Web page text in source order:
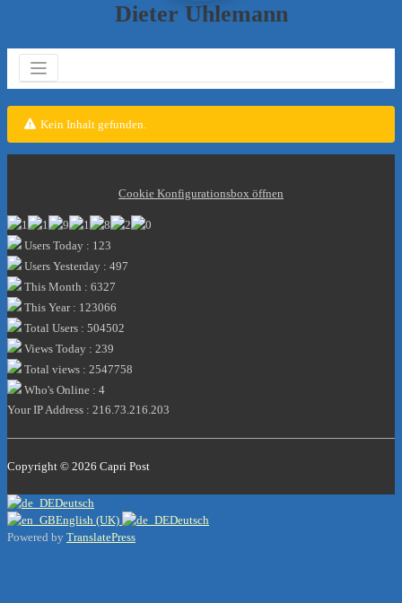
Dieter Uhlemann
Kein Inhalt gefunden.
Cookie Konfigurationsbox öffnen
Users Today : 123
Users Yesterday : 497
This Month : 6327
This Year : 123066
Total Users : 504502
Views Today : 239
Total views : 2547758
Who's Online : 4
Your IP Address : 216.73.216.203
Copyright © 2026 Capri Post
Deutsch
English (UK)
Deutsch
Powered by TranslatePress